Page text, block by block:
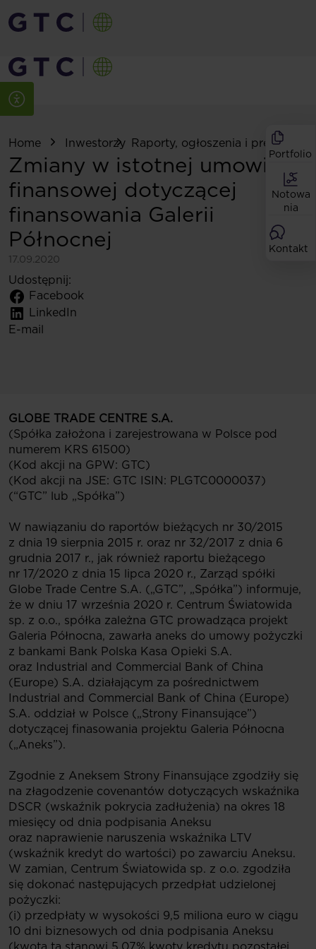
Portfolio
Notowa
nia
Kontakt
Home Inwestorzy Raporty, ogłoszenia i prezentacje
Zmiany w istotnej umowie
finansowej dotyczącej
finansowania Galerii
Północnej
17.09.2020
Udostępnij:
Facebook
LinkedIn
E-mail
GLOBE TRADE CENTRE S.A.
(Spółka założona i zarejestrowana w Polsce pod
numerem KRS 61500)
(Kod akcji na GPW: GTC)
(Kod akcji na JSE: GTC ISIN: PLGTC0000037)
(“GTC” lub „Spółka”)
W nawiązaniu do raportów bieżących nr 30/2015
z dnia 19 sierpnia 2015 r. oraz nr 32/2017 z dnia 6
grudnia 2017 r., jak również raportu bieżącego
nr 17/2020 z dnia 15 lipca 2020 r., Zarząd spółki
Globe Trade Centre S.A. („GTC”, „Spółka”) informuje,
że w dniu 17 września 2020 r. Centrum Światowida
sp. z o.o., spółka zależna GTC prowadząca projekt
Galeria Północna, zawarła aneks do umowy pożyczki
z bankami Bank Polska Kasa Opieki S.A.
oraz Industrial and Commercial Bank of China
(Europe) S.A. działającym za pośrednictwem
Industrial and Commercial Bank of China (Europe)
S.A. oddział w Polsce („Strony Finansujące”)
dotyczącej finasowania projektu Galeria Północna
(„Aneks”).
Zgodnie z Aneksem Strony Finansujące zgodziły się
na złagodzenie covenantów dotyczących wskaźnika
DSCR (wskaźnik pokrycia zadłużenia) na okres 18
miesięcy od dnia podpisania Aneksu
oraz naprawienie naruszenia wskaźnika LTV
(wskaźnik kredyt do wartości) po zawarciu Aneksu.
W zamian, Centrum Światowida sp. z o.o. zgodziła
się dokonać następujących przedpłat udzielonej
pożyczki:
(i) przedpłaty w wysokości 9,5 miliona euro w ciągu
10 dni biznesowych od dnia podpisania Aneksu